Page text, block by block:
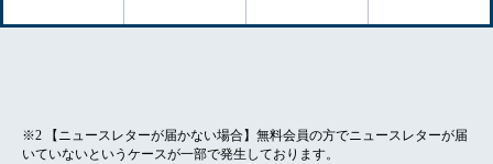
※2 【ニュースレターが届かない場合】無料会員の方でニュースレターが届
いていないというケースが一部で発生しております。